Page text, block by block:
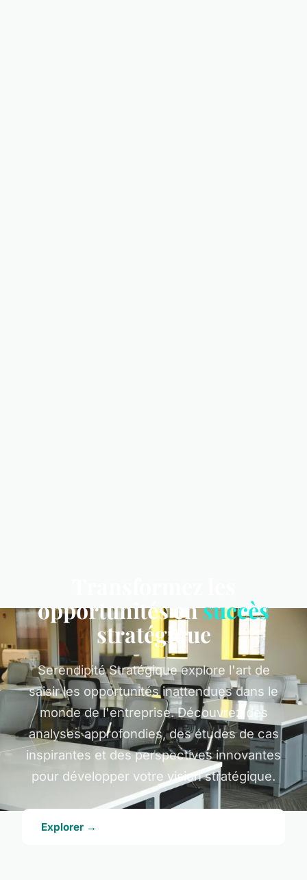
opportunités ensuccès
stratégique
Serendipité Stratégique explore l'art de
saisir les opportunités inattendues dans le
monde de l'entreprise. Découvrez des
analyses approfondies, des études de cas
inspirantes et des perspectives innovantes
pour développer votre vision stratégique.
Explorer →